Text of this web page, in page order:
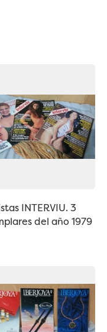
INTERVIU. 3
del año 1979